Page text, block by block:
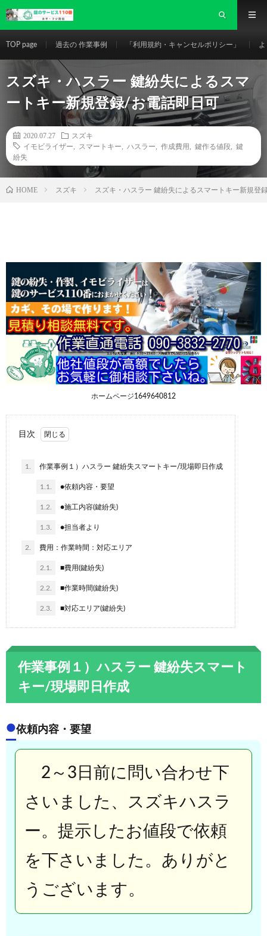
TOP page 過去の 作業事例 「利用規約・キャンセルポリシー」
スズキ・ハスラー 鍵紛失によるスマ
ートキー新規登録/お電話即日可
2020.07.27
スズキ
イモビライザー
スマートキー ハスラー 作成費用 鍵作る値段
鍵
紛失
HOME スズキ スズキ・ハスラー 鍵紛失によるスマートキー新規登
ホームページ1649640812
目次
1. 作業事例１）ハスラー 鍵紛失スマートキー/現場即日作成
1.1. ●依頼内容・要望
1.2. ●施工内容(鍵紛失)
1.3. ●担当者より
2. 費用：作業時間：対応エリア
2.1. ■費用(鍵紛失)
2.2. ■作業時間(鍵紛失)
2.3. ■対応エリア(鍵紛失)
作業事例１）ハスラー 鍵紛失スマート
キー/現場即日作成
●依頼内容・要望
2～3日前に問い合わせ下
さいました、スズキハスラ
ー。提示したお値段で依頼
を下さいました。ありがと
うございます。